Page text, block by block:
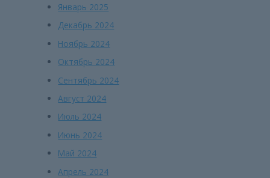
Январь 2025
Декабрь 2024
Ноябрь 2024
Октябрь 2024
Сентябрь 2024
Август 2024
Июль 2024
Июнь 2024
Май 2024
Апрель 2024